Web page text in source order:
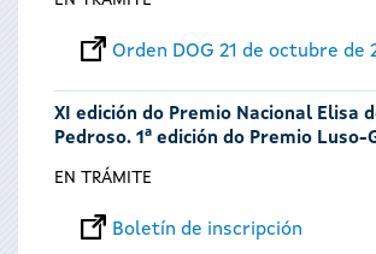
Orden DOG 21 de octubre de
XI edición do Premio Nacional Elisa
Pedroso. 1ª edición do Premio Luso-
EN TRÁMITE
Boletín de inscripción